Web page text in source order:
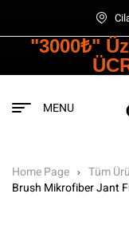
"3000₺"
MENU
Home Page Tüm
Brush Mikrofiber Jant